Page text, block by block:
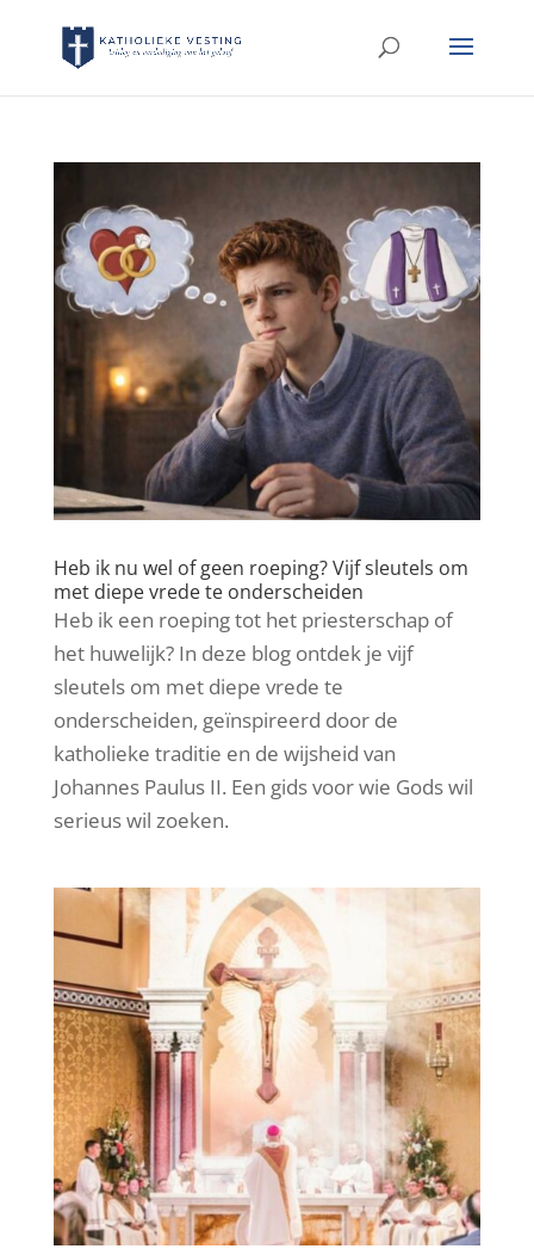
Heb ik nu wel of geen roeping? Vijf sleutels om
met diepe vrede te onderscheiden
Heb ik een roeping tot het priesterschap of
het huwelijk? In deze blog ontdek je vijf
sleutels om met diepe vrede te
onderscheiden, geïnspireerd door de
katholieke traditie en de wijsheid van
Johannes Paulus II. Een gids voor wie Gods wil
serieus wil zoeken.